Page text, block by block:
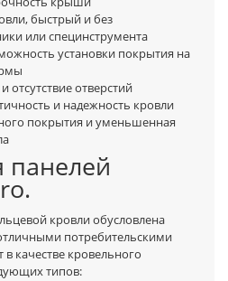
быстрый и без
или специнструмента
установки покрытия на
отсутствие отверстий
и надежность кровли
покрытия и уменьшенная
кровли обусловлена
потребительскими
качестве кровельного
типов: